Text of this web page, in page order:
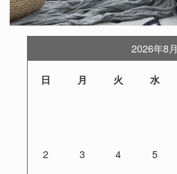
2026年8月
日 月 火 水
2 3 4 5